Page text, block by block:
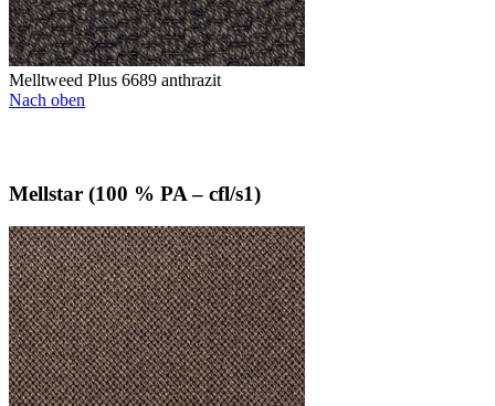
Melltweed Plus 6689 anthrazit
Nach oben
Mellstar (100 % PA – cfl/s1)